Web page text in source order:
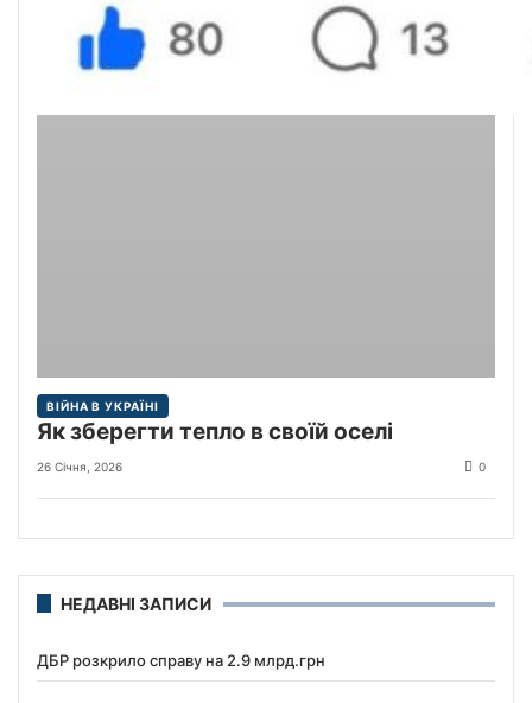
ВІЙНА В УКРАЇНІ
Як зберегти тепло в своїй оселі
26 Січня, 2026 0
НЕДАВНІ ЗАПИСИ
ДБР розкрило справу на 2.9 млрд.грн